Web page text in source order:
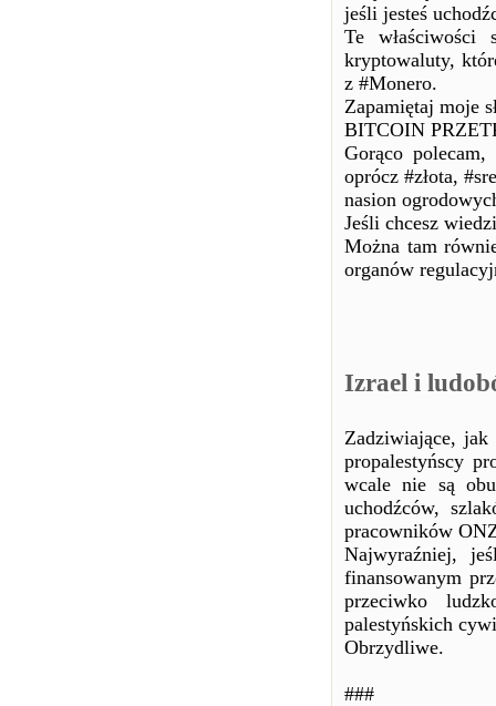
jeśli jesteś
Te właściwości
kryptowaluty,
z #Monero.
Zapamiętaj moje
BITCOIN
Gorąco
oprócz #złota,
nasion
Jeśli chcesz
Można tam
organów
Izrael i
Zadziwiające, jak
propalestyńscy
wcale nie są
uchodźców,
pracowników
Najwyraźniej,
finansowanym
przeciwko
palestyńskich
Obrzydliwe.
###